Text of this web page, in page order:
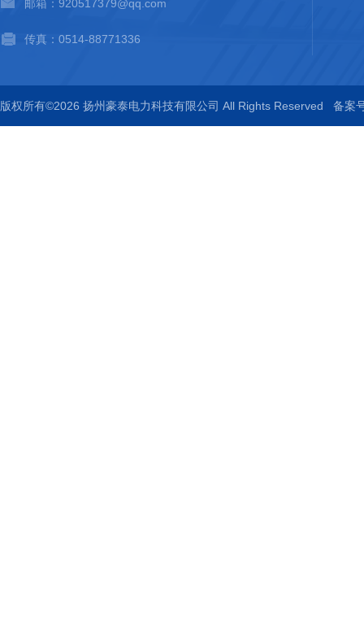
邮箱：920517379@qq.com
传真：0514-88771336
版权所有©2026 扬州豪泰电力科技有限公司 All Rights Reserved 备案